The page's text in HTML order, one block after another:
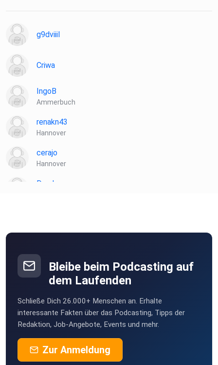
g9dviiil
Criwa
IngoB
Ammerbuch
renakn43
Hannover
cerajo
Hannover
Dreakee
Gf
Bleibe beim Podcasting auf
dem Laufenden
Schließe Dich 26.000+ Menschen an. Erhalte
interessante Fakten über das Podcasting, Tipps der
Redaktion, Job-Angebote, Events und mehr.
Zur Anmeldung